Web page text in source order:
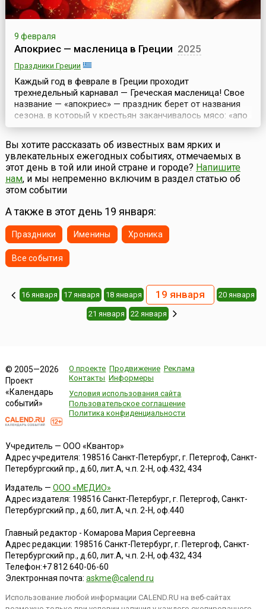
9 февраля
Апокриес — масленица в Греции 2025
Праздники Греции
Каждый год в феврале в Греции проходит
трехнедельный карнавал — Греческая масленица! Свое
название — «апокриес» — праздник берет от названия
сезона, в который у крестьян заканчивалось мясо: «апо
креас» — «без мяса». Апокриес — это традиция
греческой глубинки. Традиционно народные карнавалы
проводят в разных районах Греции, где сохранились или
были восстановлены древние традиции наряжаться.
Так...
Вы хотите рассказать об известных вам ярких и
увлекательных ежегодных событиях, отмечаемых в
этот день в той или иной стране и городе? Напишите
нам, и мы непременно включим в раздел статью об
этом событии
А также в этот день 19 января:
Праздники Именины Хроника
Все события
16 января 17 января 18 января 19 января 20 января
21 января 22 января
© 2005—2026
Проект
«Календарь
событий»
О проекте Продвижение Реклама
Контакты Информеры
Условия использования сайта
Пользовательское соглашение
Политика конфиденциальности
Учредитель — ООО «Квантор»
Адрес учредителя: 198516 Санкт-Петербург, г. Петергоф, Санкт-
Петербургский пр., д.60, лит.А, ч.п. 2-Н, оф.432, 434
Издатель — ООО «МЕДИО»
Адрес издателя: 198516 Санкт-Петербург, г. Петергоф, Санкт-
Петербургский пр., д.60, лит.А, ч.п. 2-Н, оф.440
Главный редактор - Комарова Мария Сергеевна
Адрес редакции: 198516 Санкт-Петербург, г. Петергоф, Санкт-
Петербургский пр., д.60, лит.А, ч.п. 2-Н, оф.432, 434
Телефон:+7 812 640-06-60
Электронная почта: askme@calend.ru
Использование любой информации CALEND.RU на веб-сайтах